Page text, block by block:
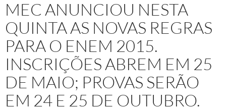
MEC ANUNCIOU NESTA
QUINTA AS NOVAS REGRAS
PARA O ENEM 2015.
INSCRIÇÕES ABREM EM 25
DE MAIO; PROVAS SERÃO
EM 24 E 25 DE OUTUBRO.